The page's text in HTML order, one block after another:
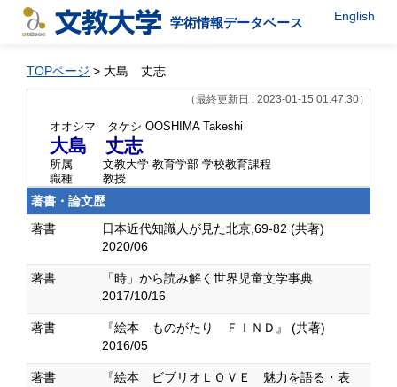
学術情報データベース English
TOPページ > 大島 丈志
（最終更新日 : 2023-01-15 01:47:30）
オオシマ タケシ OOSHIMA Takeshi
大島 丈志
所属
文教大学 教育学部 学校教育課程
職種
教授
著書・論文歴
著書
日本近代知識人が見た北京,69-82 (共著)
2020/06
著書
「時」から読み解く世界児童文学事典
2017/10/16
著書
『絵本 ものがたり ＦＩＮＤ』 (共著)
2016/05
著書
『絵本 ビブリオＬＯＶＥ 魅力を語る・表